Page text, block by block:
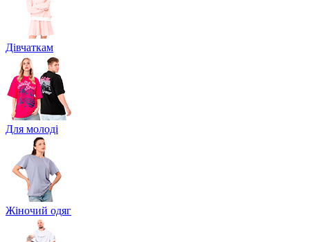
Дівчаткам
Для молоді
Жіночий одяг